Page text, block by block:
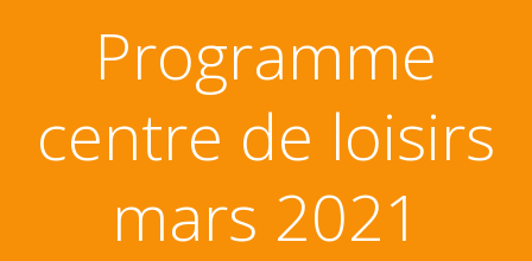
Programme
centre de loisirs
mars 2021